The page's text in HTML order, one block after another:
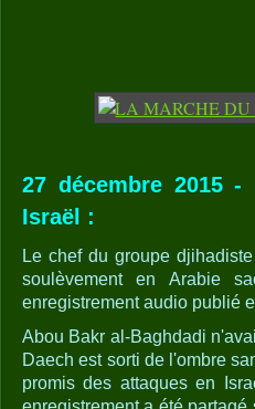
27 décembre 2015
Israël :
Le chef du groupe
soulèvement en Arabie
enregistrement audio publié
Abou Bakr al-Baghdadi
Daech est sorti de l'ombre
promis des attaques en